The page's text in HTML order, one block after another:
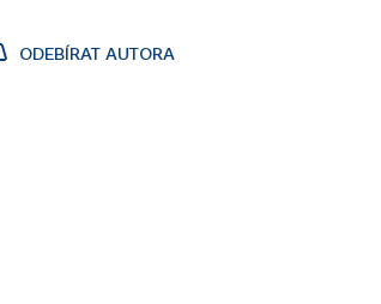
ODEBÍRAT AUTORA